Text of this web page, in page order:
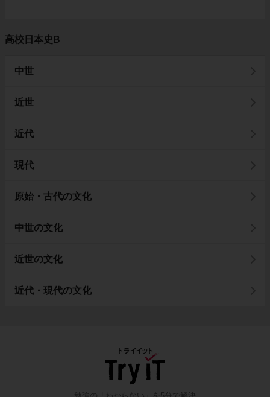
高校日本史B
中世
近世
近代
現代
原始・古代の文化
中世の文化
近世の文化
近代・現代の文化